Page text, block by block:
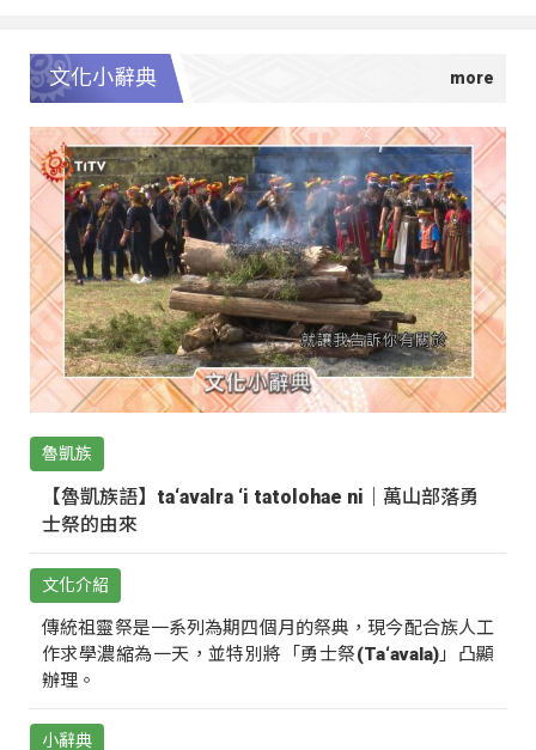
文化小辭典
魯凱族
【魯凱族語】ta‘avalra ‘i tatolohae ni｜萬山部落勇
士祭的由來
文化介紹
傳統祖靈祭是一系列為期四個月的祭典，現今配合族人工
作求學濃縮為一天，並特別將「勇士祭(Ta‘avala)」凸顯
辦理。
小辭典